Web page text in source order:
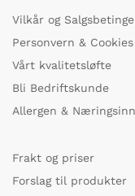
Vilkår og
Personvern & Cookies
Vårt kvalitetsløfte
Bli Bedriftskunde
Allergen &
Frakt og priser
Forslag til produkter